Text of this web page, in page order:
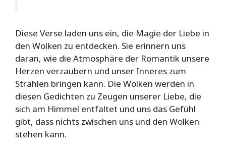
Diese Verse laden uns ein, die Magie der Liebe in
den Wolken zu entdecken. Sie erinnern uns
daran, wie die Atmosphäre der Romantik unsere
Herzen verzaubern und unser Inneres zum
Strahlen bringen kann. Die Wolken werden in
diesen Gedichten zu Zeugen unserer Liebe, die
sich am Himmel entfaltet und uns das Gefühl
gibt, dass nichts zwischen uns und den Wolken
stehen kann.